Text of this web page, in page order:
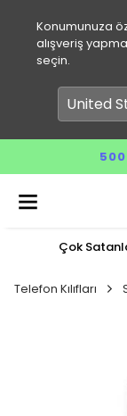
Konumunuza
alışveriş
seçin.
500
Çok
Telefon Kılıfları